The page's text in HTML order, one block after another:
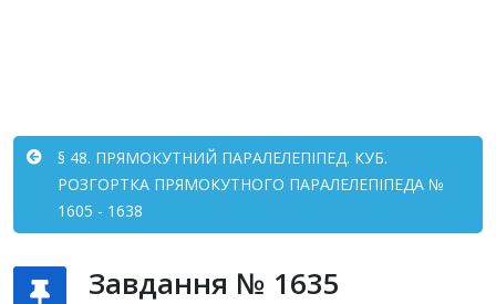
§ 48. ПРЯМОКУТНИЙ ПАРАЛЕЛЕПІПЕД. КУБ.
РОЗГОРТКА ПРЯМОКУТНОГО ПАРАЛЕЛЕПІПЕДА №
1605 - 1638
Завдання № 1635